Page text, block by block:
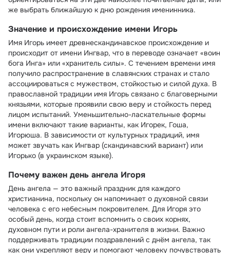
же выбрать ближайшую к дню рождения именинника.
Значение и происхождение имени Игорь
Имя Игорь имеет древнескандинавское происхождение и
происходит от имени Ингвар, что в переводе означает «воин
бога Инга» или «хранитель силы». С течением времени имя
получило распространение в славянских странах и стало
ассоциироваться с мужеством, стойкостью и силой духа. В
православной традиции имя Игорь связано с благоверными
князьями, которые проявили свою веру и стойкость перед
лицом испытаний. Уменьшительно-ласкательные формы
имени включают такие варианты, как Игорек, Гоша,
Игорюша. В зависимости от культурных традиций, имя
может звучать как Ингвар (скандинавский вариант) или
Игорько (в украинском языке).
Почему важен день ангела Игоря
День ангела — это важный праздник для каждого
христианина, поскольку он напоминает о духовной связи
человека с его небесным покровителем. Для Игоря это
особый день, когда стоит вспомнить о своих корнях,
духовном пути и роли ангела-хранителя в жизни. Важно
поддерживать традиции поздравлений с днём ангела, так
как они укрепляют веру и помогают человеку почувствовать